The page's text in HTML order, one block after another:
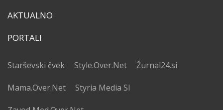
AKTUALNO
PORTALI
Starševski čvek Style.Over.Net Žurnal24.si
Mama.Over.Net Styria Media SI